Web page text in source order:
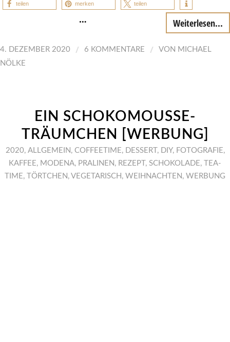
teilen merken teilen
… Weiterlesen...
4. DEZEMBER 2020 / 6 KOMMENTARE / VON MICHAEL
NÖLKE
EIN SCHOKOMOUSSE-
TRÄUMCHEN [WERBUNG]
2020, ALLGEMEIN , COFFEETIME, DESSERT , DIY, FOTOGRAFIE,
KAFFEE, MODENA, PRALINEN , REZEPT , SCHOKOLADE,
TEA-
TIME, TÖRTCHEN , VEGETARISCH , WEIHNACHTEN , WERBUNG